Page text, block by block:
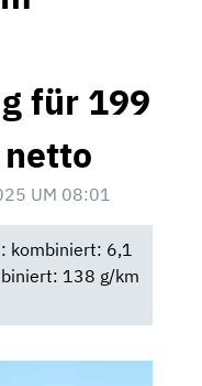
für 199
UM 08:01
kombiniert: 6,1
138 g/km